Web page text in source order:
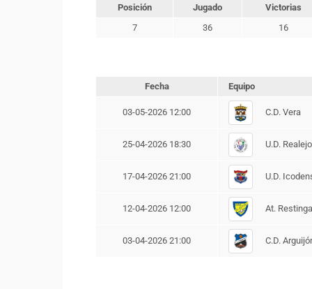
Posición Jugado
Victorias
7
36 16
Fecha Equipo
03-05-2026 12:00 C.D. Vera
25-04-2026 18:30 U.D.
17-04-2026 21:00 U.D.
12-04-2026 12:00 At. Restinga
03-04-2026 21:00 C.D.